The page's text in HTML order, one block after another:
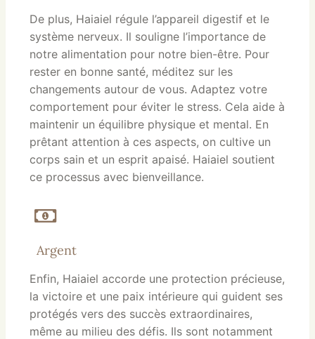
De plus, Haiaiel régule l’appareil digestif et le
système nerveux. Il souligne l’importance de
notre alimentation pour notre bien-être. Pour
rester en bonne santé, méditez sur les
changements autour de vous. Adaptez votre
comportement pour éviter le stress. Cela aide à
maintenir un équilibre physique et mental. En
prêtant attention à ces aspects, on cultive un
corps sain et un esprit apaisé. Haiaiel soutient
ce processus avec bienveillance.
Argent
Enfin, Haiaiel accorde une protection précieuse,
la victoire et une paix intérieure qui guident ses
protégés vers des succès extraordinaires,
même au milieu des défis. Ils sont notamment